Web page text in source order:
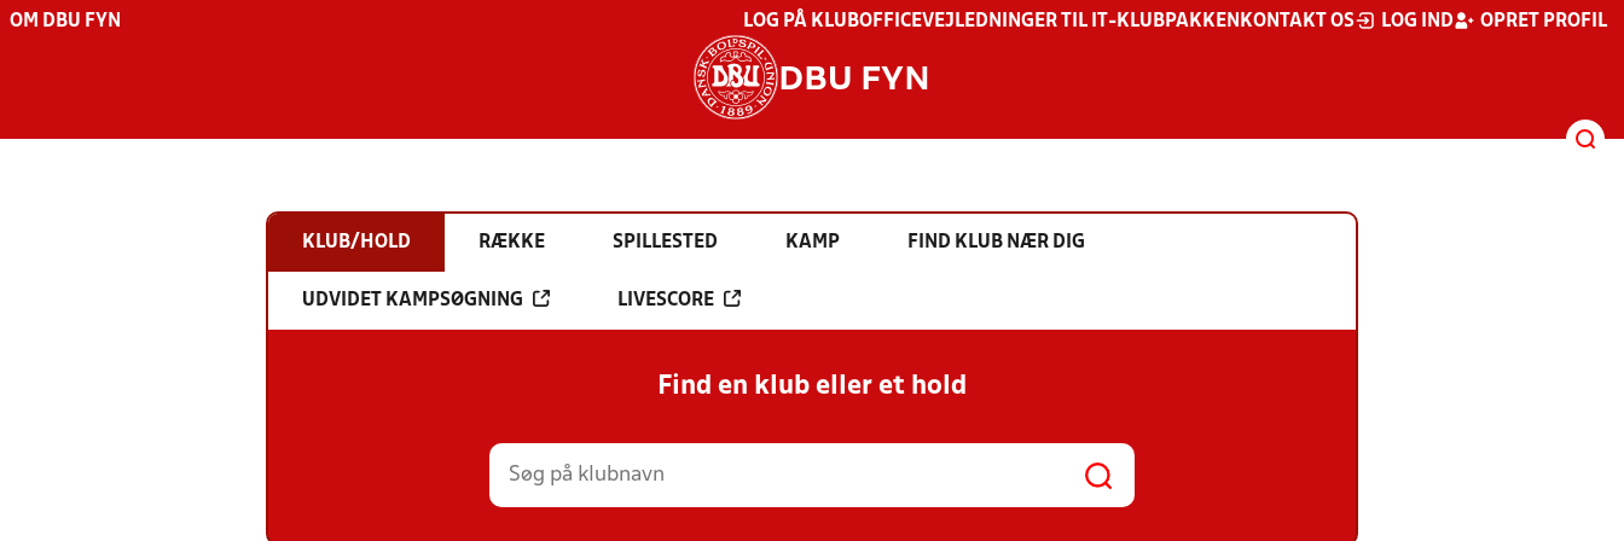
OM DBU FYN LOG PÅ KLUBOFFICEVEJLEDNINGER TIL IT-KLUBPAKKEN KONTAKT OS LOG IND OPRET PROFIL
DBU FYN
KLUB/HOLD RÆKKE SPILLESTED KAMP FIND KLUB NÆR DIG
UDVIDET KAMPSØGNING LIVESCORE
Find en klub eller et hold